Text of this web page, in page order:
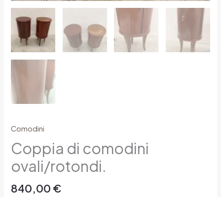
Comodini
Coppia di comodini
ovali/rotondi.
840,00 €